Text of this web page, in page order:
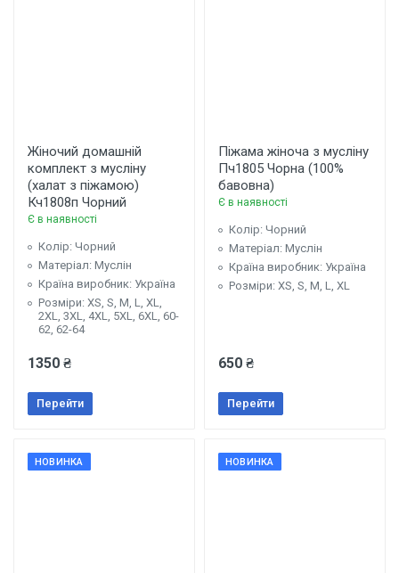
Жіночий домашній
комплект з мусліну
(халат з піжамою)
Кч1808п Чорний
Є в наявності
Колір: Чорний
Матеріал: Муслін
Країна виробник: Україна
Розміри: XS, S, M, L, XL,
2XL, 3XL, 4XL, 5XL, 6XL, 60-
62, 62-64
1350 ₴
Перейти
Піжама жіноча з мусліну
Пч1805 Чорна (100%
бавовна)
Є в наявності
Колір: Чорний
Матеріал: Муслін
Країна виробник: Україна
Розміри: XS, S, М, L, XL
650 ₴
Перейти
НОВИНКА НОВИНКА